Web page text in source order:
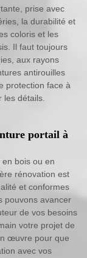
prise avec
la durabilité et
coloris et les
Il faut toujours
aux rayons
antirouilles
protection face à
les détails.
portail à
bois ou en
rénovation est
et conformes
pouvons avancer
de vos besoins
votre projet de
œuvre pour que
avec vos